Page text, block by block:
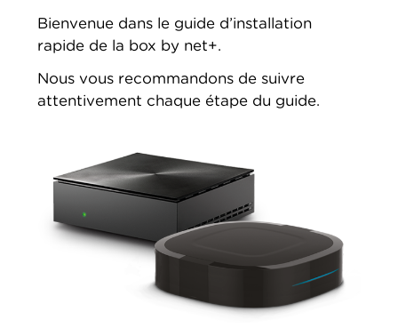
Bienvenue dans le guide d’installation
rapide de la box by net+.
Nous vous recommandons de suivre
attentivement chaque étape du guide.